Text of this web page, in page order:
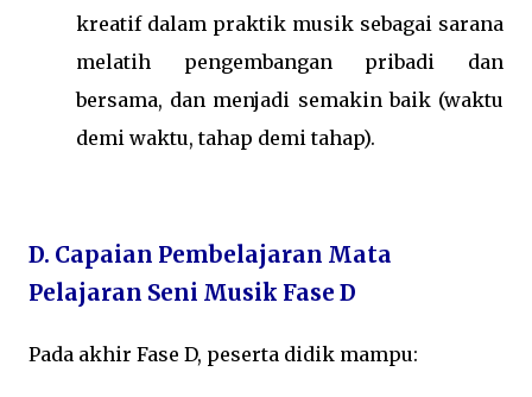
kreatif dalam praktik musik sebagai sarana
melatih pengembangan pribadi dan
bersama, dan menjadi semakin baik (waktu
demi waktu, tahap demi tahap).
D. Capaian Pembelajaran Mata
Pelajaran Seni Musik Fase D
Pada akhir Fase D, peserta didik mampu: